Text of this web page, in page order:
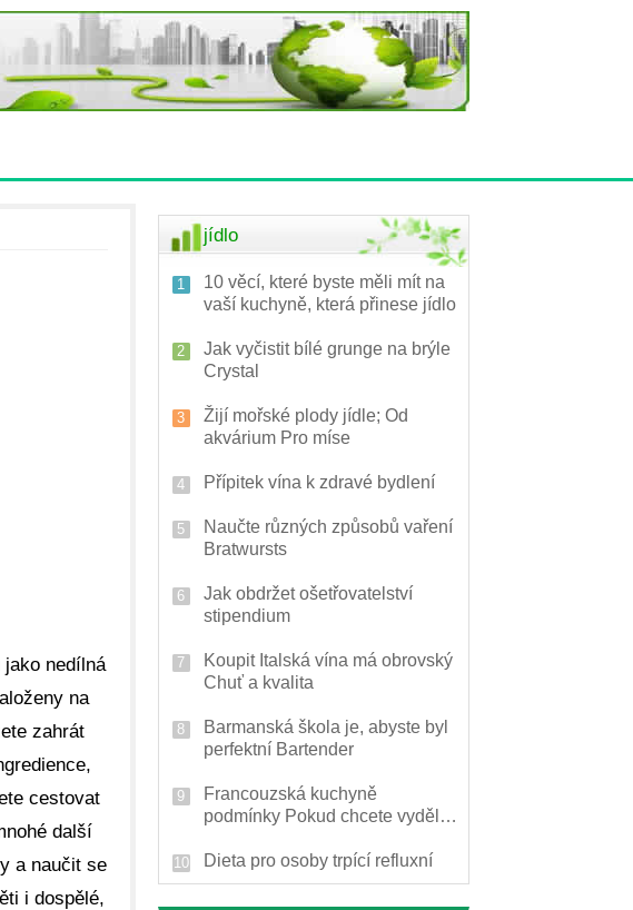
nedílná
na
zahrát
cestovat
další
a naučit se
i dospělé,
jídlo
10 věcí, které byste měli mít na
vaší kuchyně, která přinese jídlo
Jak vyčistit bílé grunge na brýle
Crystal
Žijí mořské plody jídle; ​​Od
akvárium Pro míse
Přípitek vína k zdravé bydlení
Naučte různých způsobů vaření
Bratwursts
Jak obdržet ošetřovatelství
stipendium
Koupit Italská vína má obrovský
Chuť a kvalita
Barmanská škola je, abyste byl
perfektní Bartender
Francouzská kuchyně
podmínky Pokud chcete vydělat
Dieta pro osoby trpící refluxní